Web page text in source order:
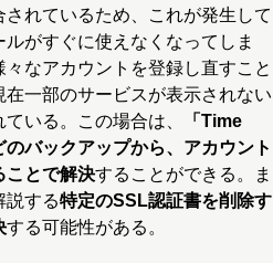
されているため、これが発生して
ルがすぐに使えなくなってしま
々なアカウントを登録し直すこと
在一部のサービスが表示されない
いる。この場合は、
「Time
バックアップから、アカウント
ことで解決することができる。ま
説する特定のSSL認証書を削除す
する可能性がある。